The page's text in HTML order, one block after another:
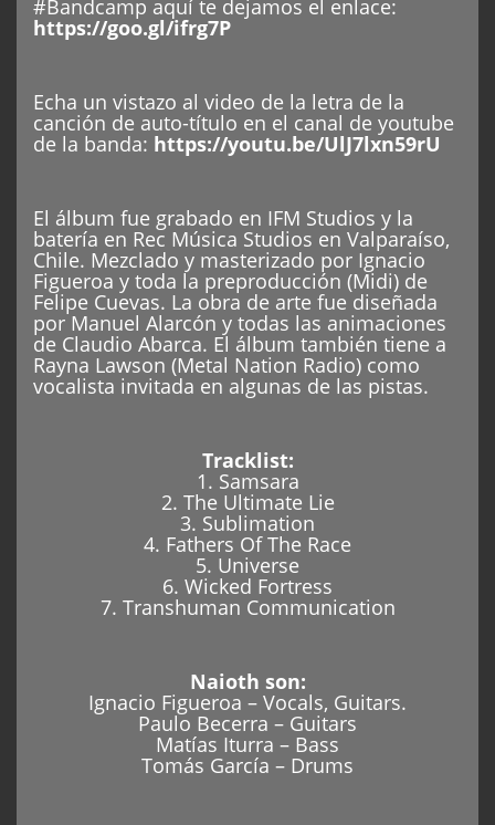
#Bandcamp aquí te dejamos el enlace:
https://goo.gl/ifrg7P
Echa un vistazo al video de la letra de la
canción de auto-título en el canal de youtube
de la banda: https://youtu.be/UlJ7lxn59rU
El álbum fue grabado en IFM Studios y la
batería en Rec Música Studios en Valparaíso,
Chile. Mezclado y masterizado por Ignacio
Figueroa y toda la preproducción (Midi) de
Felipe Cuevas. La obra de arte fue diseñada
por Manuel Alarcón y todas las animaciones
de Claudio Abarca. El álbum también tiene a
Rayna Lawson (Metal Nation Radio) como
vocalista invitada en algunas de las pistas.
Tracklist:
1. Samsara
2. The Ultimate Lie
3. Sublimation
4. Fathers Of The Race
5. Universe
6. Wicked Fortress
7. Transhuman Communication
Naioth son:
Ignacio Figueroa – Vocals, Guitars.
Paulo Becerra – Guitars
Matías Iturra – Bass
Tomás García – Drums